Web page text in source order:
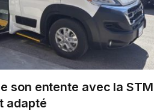
son entente avec la STM
adapté